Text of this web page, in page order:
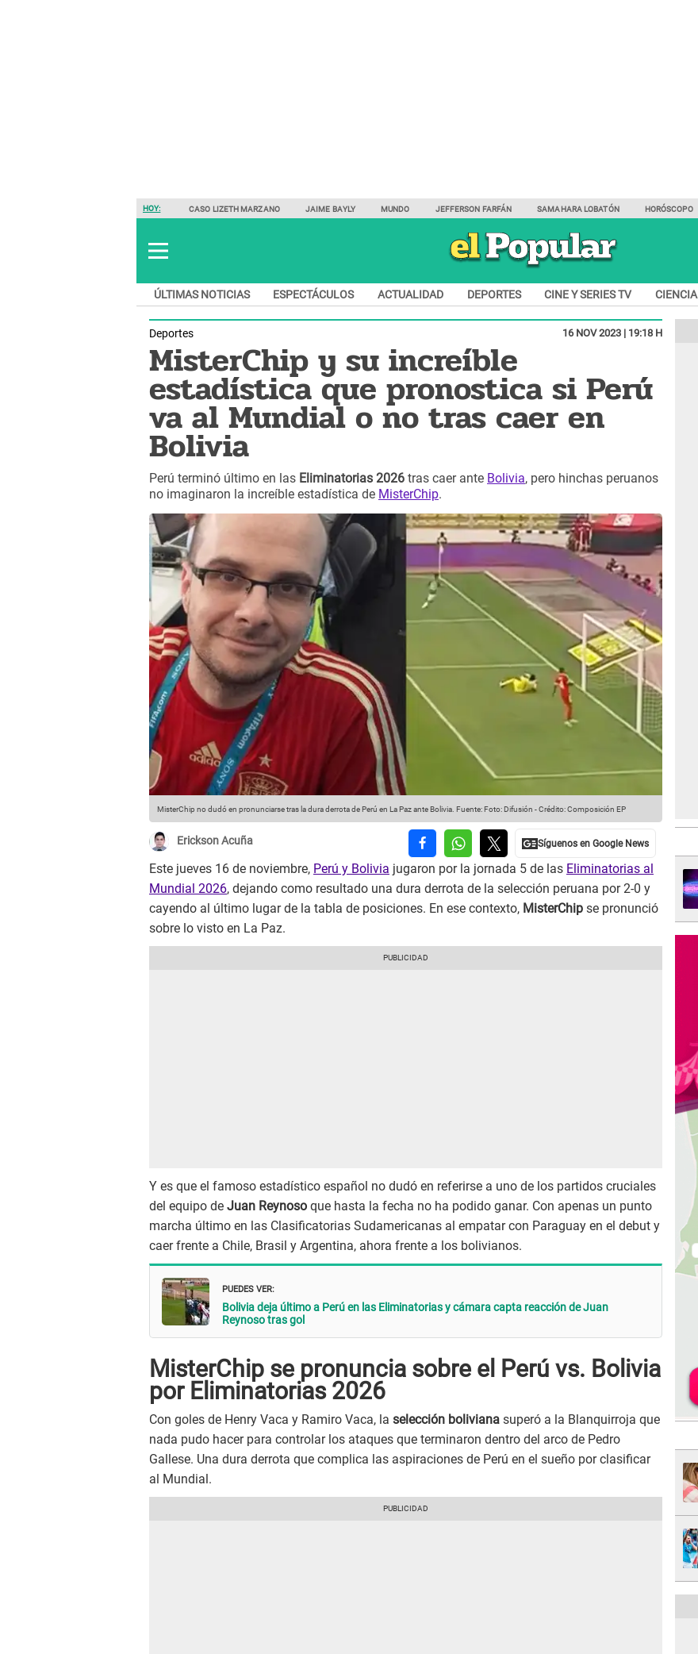
HOY: CASO LIZETH MARZANO JAIME BAYLY MUNDO JEFFERSON FARFÁN SAMAHARA LOBATÓN HORÓSCOPO
ÚLTIMAS NOTICIAS ESPECTÁCULOS ACTUALIDAD DEPORTES CINE Y SERIES TV CIENCIA
Deportes 16 NOV 2023 | 19:18 H
MisterChip y su increíble
estadística que pronostica si Perú
va al Mundial o no tras caer en
Bolivia
Perú terminó último en las Eliminatorias 2026 tras caer ante Bolivia, pero hinchas peruanos
no imaginaron la increíble estadística de MisterChip.
MisterChip no dudó en pronunciarse tras la dura derrota de Perú en La Paz ante Bolivia. Fuente: Foto: Difusión -Crédito: Composición EP
Erickson Acuña
Este jueves 16 de noviembre, Perú y Bolivia jugaron por la jornada 5 de las Eliminatorias al
Mundial 2026, dejando como resultado una dura derrota de la selección peruana por 2-0 y
cayendo al último lugar de la tabla de posiciones. En ese contexto, MisterChip se pronunció
sobre lo visto en La Paz.
Y es que el famoso estadístico español no dudó en referirse a uno de los partidos cruciales
del equipo de Juan Reynoso que hasta la fecha no ha podido ganar. Con apenas un punto
marcha último en las Clasificatorias Sudamericanas al empatar con Paraguay en el debut y
caer frente a Chile, Brasil y Argentina, ahora frente a los bolivianos.
PUEDES VER:
Bolivia deja último a Perú en las Eliminatorias y cámara capta reacción de Juan
Reynoso tras gol
MisterChip se pronuncia sobre el Perú vs. Bolivia
por Eliminatorias 2026
Con goles de Henry Vaca y Ramiro Vaca, la selección boliviana superó a la Blanquirroja que
nada pudo hacer para controlar los ataques que terminaron dentro del arco de Pedro
Gallese. Una dura derrota que complica las aspiraciones de Perú en el sueño por clasificar
al Mundial.